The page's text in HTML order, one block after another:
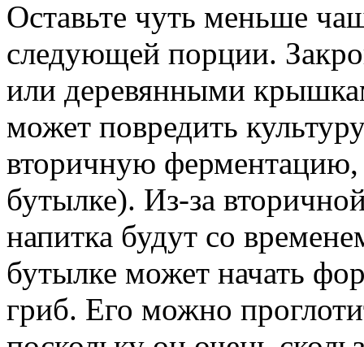
Оставьте чуть меньше
следующей порции.
или деревянными
может повредить
вторичную ферментацию,
бутылке). Из-за
напитка будут со
бутылке может начать
гриб. Его можно